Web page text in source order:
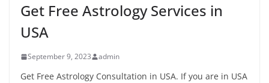
Get Free Astrology Services in
USA
September 9, 2023 admin
Get Free Astrology Consultation in USA. If you are in USA